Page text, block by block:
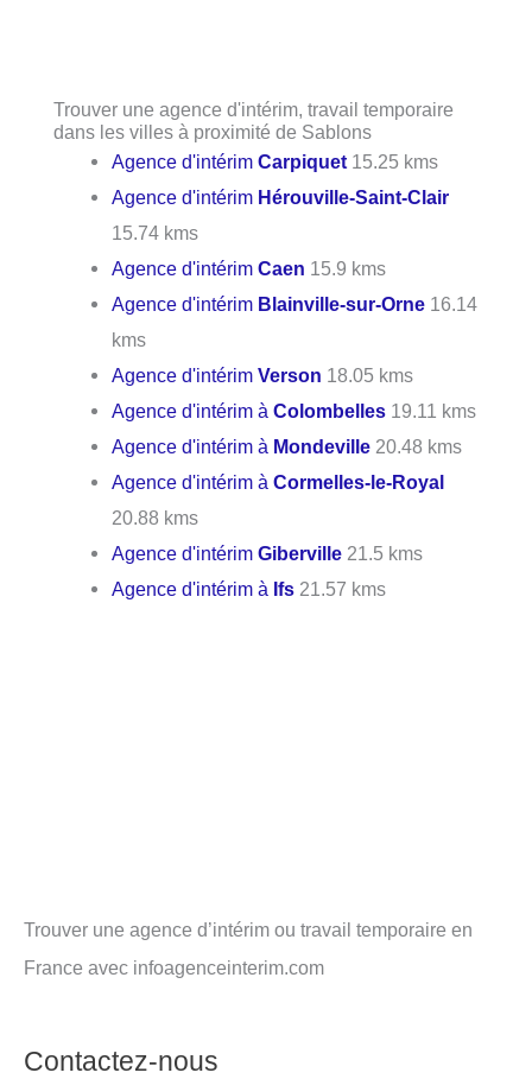
Trouver une agence d'intérim, travail temporaire
dans les villes à proximité de Sablons
Agence d'intérimCarpiquet 15.25 kms
Agence d'intérim Hérouville-Saint-Clair
15.74 kms
Agence d'intérimCaen 15.9 kms
Agence d'intérim Blainville-sur-Orne 16.14
kms
Agence d'intérimVerson 18.05 kms
Agence d'intérim àColombelles 19.11 kms
Agence d'intérim à Mondeville 20.48 kms
Agence d'intérim àCormelles-le-Royal
20.88 kms
Agence d'intérimGiberville 21.5 kms
Agence d'intérim à Ifs 21.57 kms
Trouver une agence d’intérim ou travail temporaire en
France avec infoagenceinterim.com
Contactez-nous